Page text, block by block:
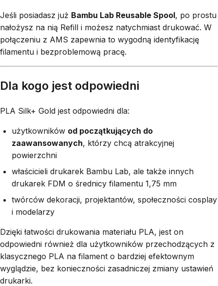
Jeśli posiadasz już Bambu Lab Reusable Spool, po prostu
nałożysz na nią Refill i możesz natychmiast drukować. W
połączeniu z AMS zapewnia to wygodną identyfikację
filamentu i bezproblemową pracę.
Dla kogo jest odpowiedni
PLA Silk+ Gold jest odpowiedni dla:
użytkowników od początkujących do
zaawansowanych, którzy chcą atrakcyjnej
powierzchni
właścicieli drukarek Bambu Lab, ale także innych
drukarek FDM o średnicy filamentu 1,75 mm
twórców dekoracji, projektantów, społeczności cosplay
i modelarzy
Dzięki łatwości drukowania materiału PLA, jest on
odpowiedni również dla użytkowników przechodzących z
klasycznego PLA na filament o bardziej efektownym
wyglądzie, bez konieczności zasadniczej zmiany ustawień
drukarki.